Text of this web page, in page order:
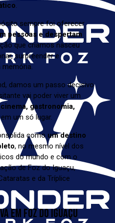
.
sempre foi oferecer
pessoas e despertam
que criamos nasceu
surpreender e
damos um passo decisivo
vai poder viver um
cinema, gastronomia,
um só lugar.
como um destino
, no mesmo nível dos
do mundo e com o
de Foz do Iguaçu,
e da Tríplice
EM FOZ DO IGUAÇU